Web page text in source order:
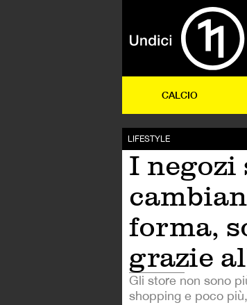
CALCIO
LIFESTYLE
I negozi
forma,
grazie
Gli store non sono
shopping e poco